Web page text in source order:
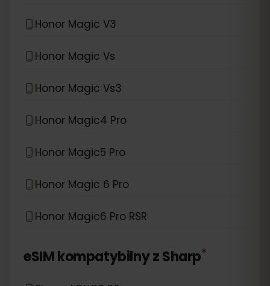
Honor Magic V3
Honor Magic Vs
Honor Magic Vs3
Honor Magic4 Pro
Honor Magic5 Pro
Honor Magic 6 Pro
Honor Magic6 Pro RSR
eSIM kompatybilny zSharp*